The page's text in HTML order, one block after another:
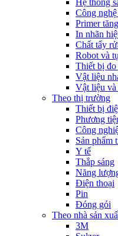
Hệ thống
Công
Primer
In nhãn
Chất tẩy
Robot và
Thiết bị
Vật liệu
Vật liệu
Theo thị trường
Thiết bị
Phương
Công
Sản phẩm
Y tế
Thắp sáng
Năng
Điện thoại
Pin
Đóng gói
Theo nhà sản
3M